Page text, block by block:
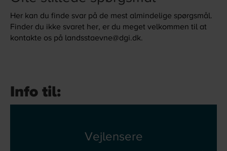
Her kan du finde svar på de mest almindelige spørgsmål.
Finder du ikke svaret her, er du meget velkommen til at
kontakte os på landsstaevne@dgi.dk.
Info til:
Vejlensere